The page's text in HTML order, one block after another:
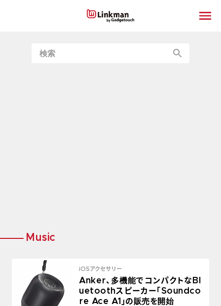
Music
iOSアクセサリー
Anker、多機能でコンパクトなBl
uetoothスピーカー「Soundco
re Ace A1」の販売を開始